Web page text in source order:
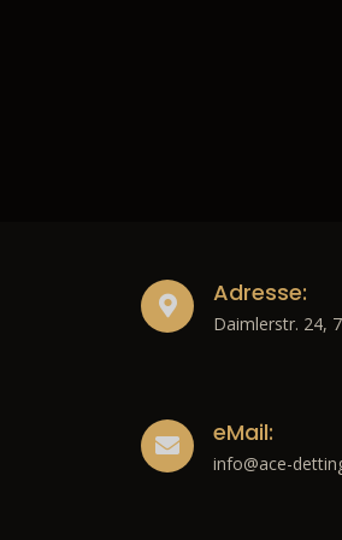
Adresse:
Daimlerstr. 24,
eMail:
info@ace-